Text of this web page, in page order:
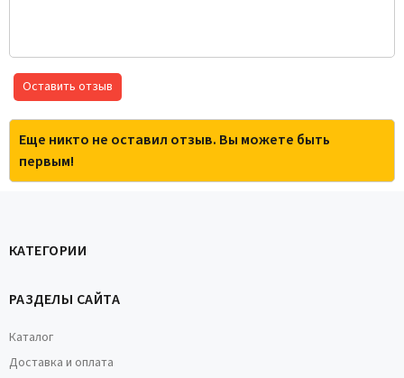
Оставить отзыв
Еще никто не оставил отзыв. Вы можете быть
первым!
КАТЕГОРИИ
РАЗДЕЛЫ САЙТА
Каталог
Доставка и оплата